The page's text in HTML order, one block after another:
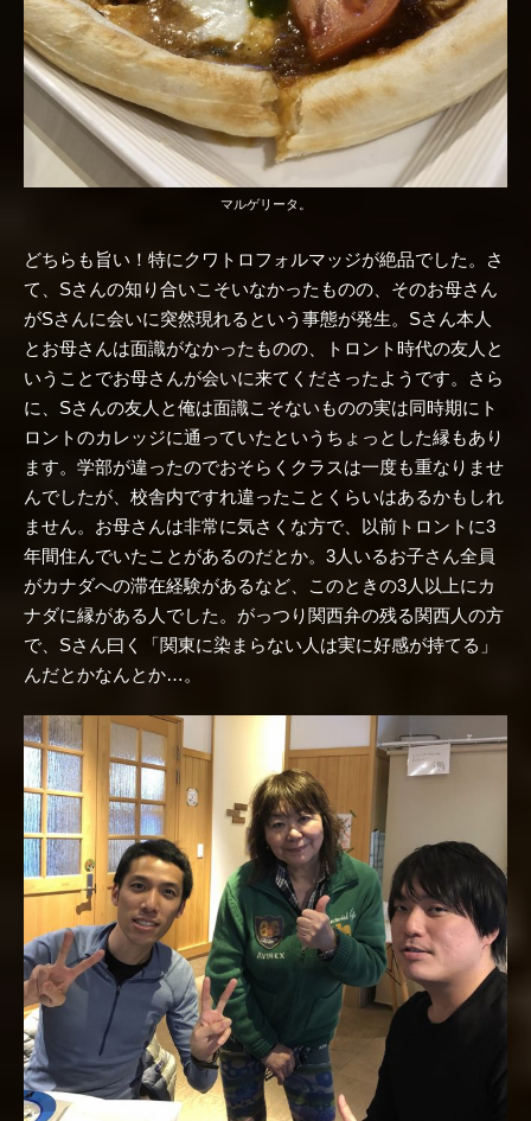
マルゲリータ。
どちらも旨い！特にクワトロフォルマッジが絶品でした。さ
て、Sさんの知り合いこそいなかったものの、そのお母さん
がSさんに会いに突然現れるという事態が発生。Sさん本人
とお母さんは面識がなかったものの、トロント時代の友人と
いうことでお母さんが会いに来てくださったようです。さら
に、Sさんの友人と俺は面識こそないものの実は同時期にト
ロントのカレッジに通っていたというちょっとした縁もあり
ます。学部が違ったのでおそらくクラスは一度も重なりませ
んでしたが、校舎内ですれ違ったことくらいはあるかもしれ
ません。お母さんは非常に気さくな方で、以前トロントに3
年間住んでいたことがあるのだとか。3人いるお子さん全員
がカナダへの滞在経験があるなど、このときの3人以上にカ
ナダに縁がある人でした。がっつり関西弁の残る関西人の方
で、Sさん曰く「関東に染まらない人は実に好感が持てる」
んだとかなんとか…。